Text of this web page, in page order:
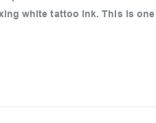
white tattoo ink. This is